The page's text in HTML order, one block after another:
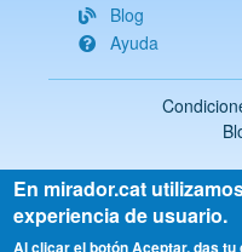
Blog
Ayuda
2018-
Todos los
En mirador.cat
experiencia de usuario.
Al clicar el botón Aceptar, das